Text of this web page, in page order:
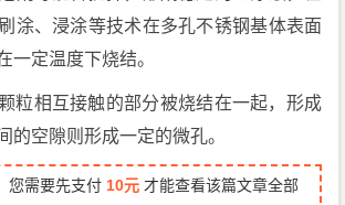
涂、浸涂等技术在多孔不锈钢基体表面
一定温度下烧结。
粒相互接触的部分被烧结在一起，形成
的空隙则形成一定的微孔。
您需要先支付 10元 才能查看该篇文章全部